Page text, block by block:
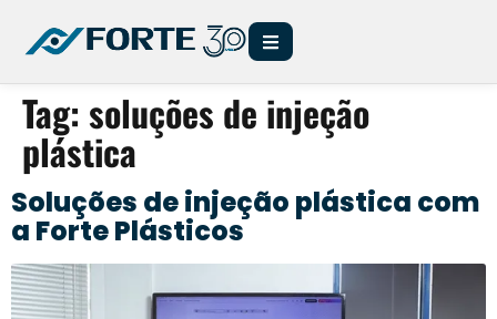
Tag: soluções de injeção
plástica
Soluções de injeção plástica com
a Forte Plásticos